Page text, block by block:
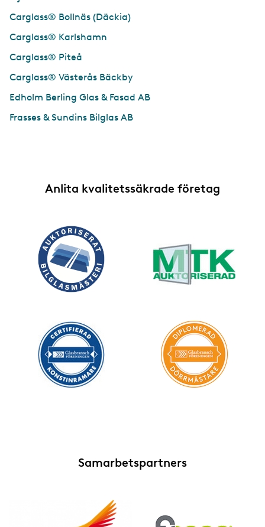
Carglass® Bollnäs (Däckia)
Carglass® Karlshamn
Carglass® Piteå
Carglass® Västerås Bäckby
Edholm Berling Glas & Fasad AB
Frasses & Sundins Bilglas AB
Anlita kvalitetssäkrade företag
Samarbetspartners